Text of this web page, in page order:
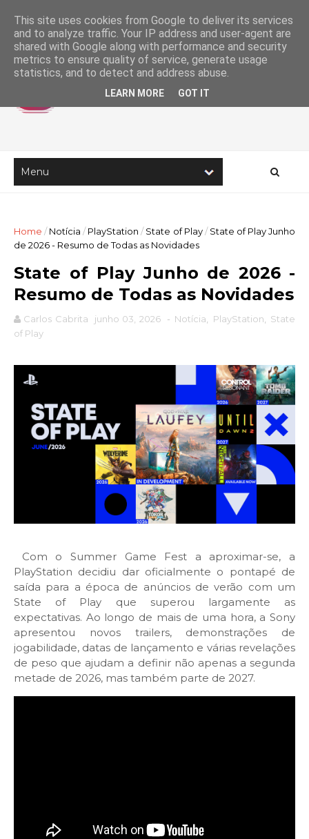
Home / Notícia / PlayStation / State of Play / State of Play Junho
de 2026 - Resumo de Todas as Novidades
State of Play Junho de 2026 -
Resumo de Todas as Novidades
Carlos Cabrita junho 03, 2026 - Notícia PlayStation
State
of Play
Com o Summer Game Fest a aproximar-se, a
PlayStation decidiu dar oficialmente o pontapé de
saída para a época de anúncios de verão com um
State of Play que superou largamente as
expectativas. Ao longo de mais de uma hora, a Sony
apresentou novos trailers, demonstrações de
jogabilidade, datas de lançamento e várias revelações
de peso que ajudam a definir não apenas a segunda
metade de 2026, mas também parte de 2027.
This site uses cookies from Google to deliver its services
and to analyze traffic. Your IP address and user-agent are
shared with Google along with performance and security
metrics to ensure quality of service, generate usage
statistics, and to detect and address abuse.
LEARN MORE GOT IT